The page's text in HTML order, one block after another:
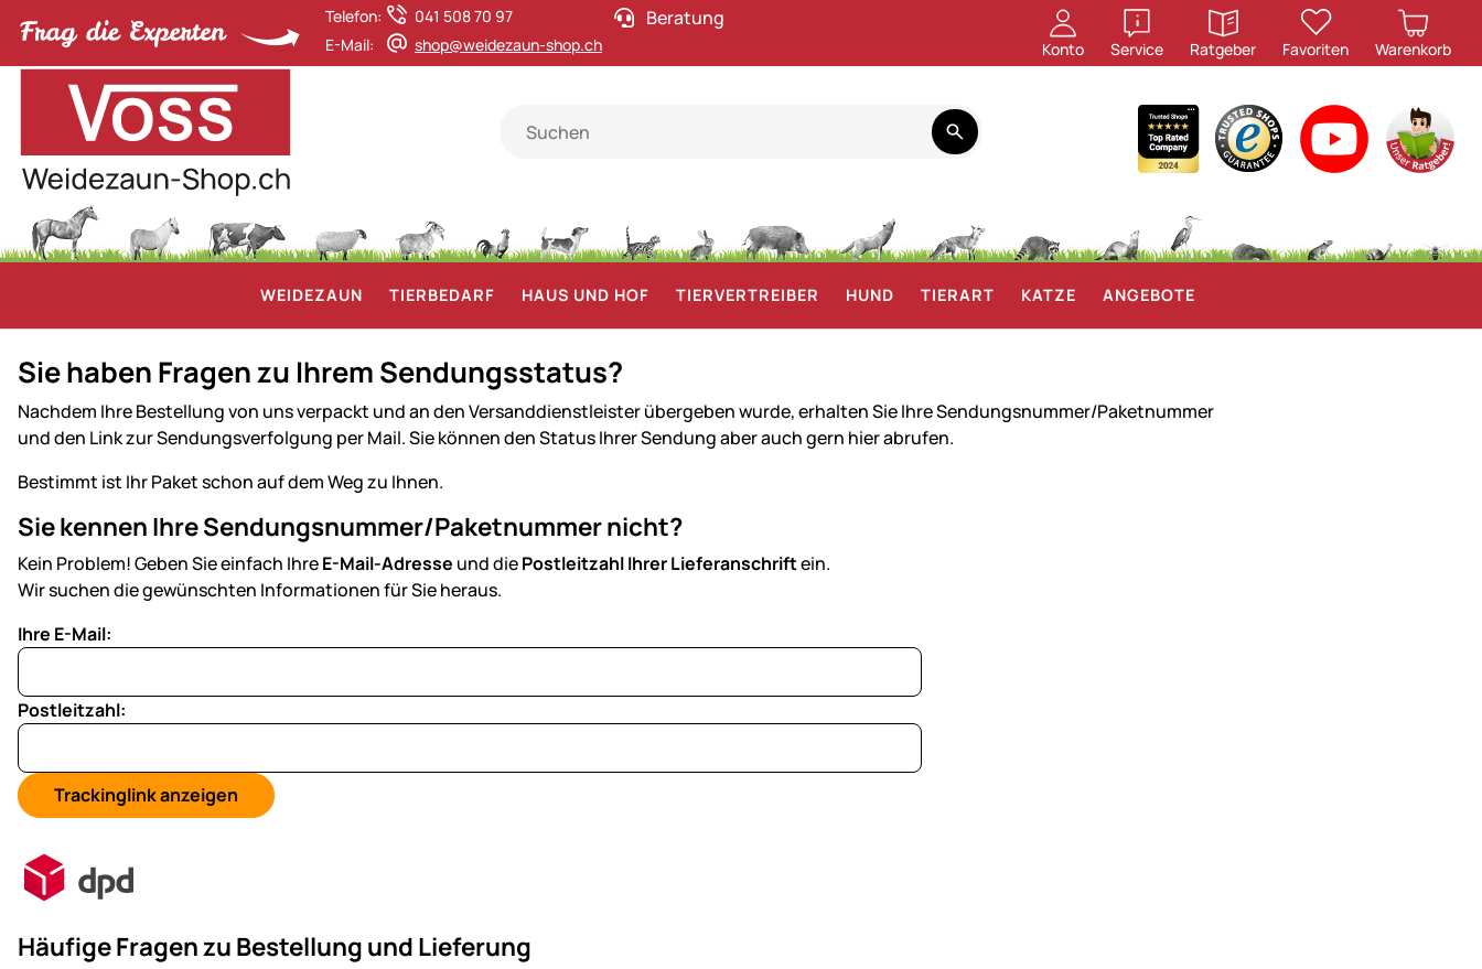
Telefon:
041 508 70 97
E-Mail:
shop@weidezaun-shop.ch
Beratung
Konto Service
öffnen
Ratgeber
öffnen
Favoriten Warenkorb
WEIDEZAUN TIERBEDARF HAUS UND HOF TIERVERTREIBER HUND TIERART KATZE ANGEBOTE
Sie haben Fragen zu Ihrem Sendungsstatus?
Nachdem Ihre Bestellung von uns verpackt und an den Versanddienstleister übergeben wurde, erhalten Sie Ihre Sendungsnummer/Paketnummer
und den Link zur Sendungsverfolgung per Mail. Sie können den Status Ihrer Sendung aber auch gern hier abrufen.
Bestimmt ist Ihr Paket schon auf dem Weg zu Ihnen.
Sie kennen Ihre Sendungsnummer/Paketnummer nicht?
Kein Problem! Geben Sie einfach IhreE-Mail-Adresse und diePostleitzahl Ihrer Lieferanschriftein.
Wir suchen die gewünschten Informationen für Sie heraus.
Ihre E-Mail:
Postleitzahl:
Häufige Fragen zu Bestellung und Lieferung